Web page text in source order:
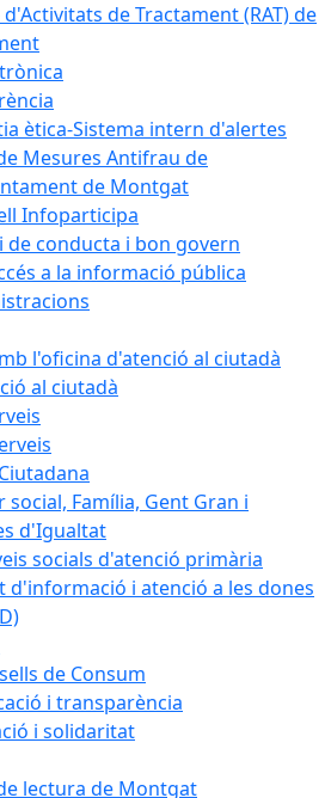
de Tractament (RAT) de
ètica-Sistema intern d'alertes
Mesures Antifrau de
de Montgat
Infoparticipa
de conducta i bon govern
a la informació pública
l'oficina d'atenció al ciutadà
al ciutadà
social, Família, Gent Gran i
d'Igualtat
socials d'atenció primària
d'informació i atenció a les dones
de Consum
i transparència
i solidaritat
lectura de Montgat